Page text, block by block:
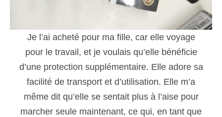
Je l’ai acheté pour ma fille, car elle voyage
pour le travail, et je voulais qu’elle bénéficie
d’une protection supplémentaire. Elle adore sa
facilité de transport et d’utilisation. Elle m’a
même dit qu’elle se sentait plus à l’aise pour
marcher seule maintenant, ce qui, en tant que